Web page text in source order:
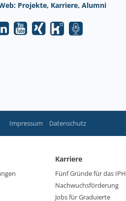
Projekte, Karriere, Alumni
Impressum Datenschutz
Karriere
Fünf Gründe für das IPH
Nachwuchsförderung
Jobs für Graduierte